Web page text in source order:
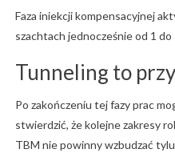
Faza iniekcji kompensacyjnej
szachtach jednocześnie od 1
Tunneling to
Po zakończeniu tej fazy prac
stwierdzić, że kolejne zakresy
TBM nie powinny wzbudzać